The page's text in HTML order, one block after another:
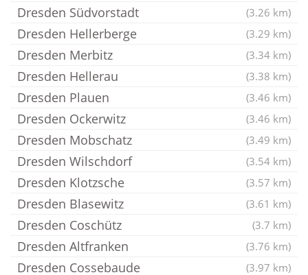
Dresden Südvorstadt (3.26 km)
Dresden Hellerberge (3.29 km)
Dresden Merbitz (3.34 km)
Dresden Hellerau (3.38 km)
Dresden Plauen (3.46 km)
Dresden Ockerwitz (3.46 km)
Dresden Mobschatz (3.49 km)
Dresden Wilschdorf (3.54 km)
Dresden Klotzsche (3.57 km)
Dresden Blasewitz (3.61 km)
Dresden Coschütz (3.7 km)
Dresden Altfranken (3.76 km)
Dresden Cossebaude (3.97 km)